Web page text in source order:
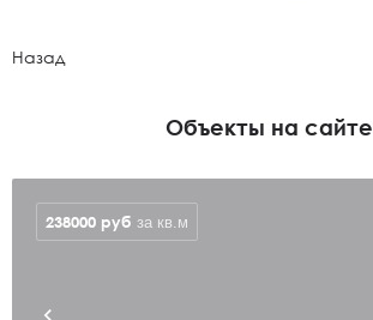
Назад
Объекты на сайте
238000 руб за кв.м